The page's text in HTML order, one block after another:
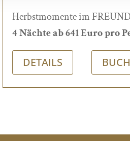
Herbstmomente im
4 Nächte ab 641 Euro pro
DETAILS